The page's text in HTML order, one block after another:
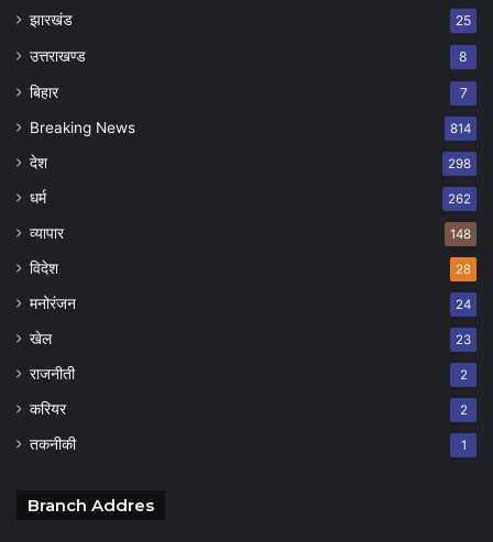
झारखंड 25
उत्तराखण्ड 8
बिहार 7
Breaking News 814
देश 298
धर्म 262
व्यापार 148
विदेश 28
मनोरंजन 24
खेल 23
राजनीती 2
करियर 2
तकनीकी 1
Branch Addres